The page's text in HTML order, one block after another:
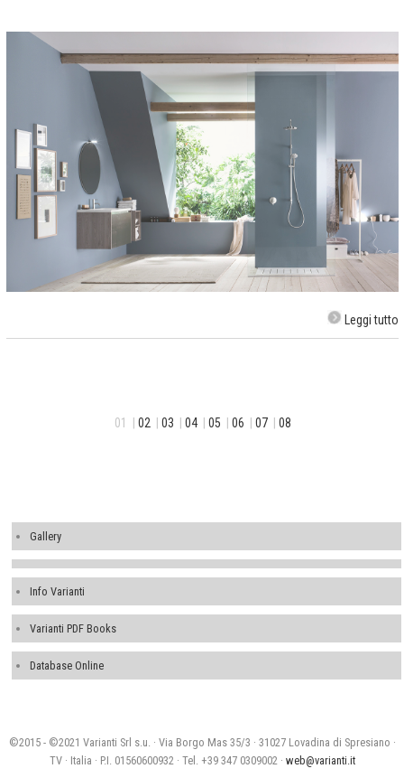
Leggi tutto
01 | 02 03 04| 05 06 07| 08
Gallery
Info Varianti
Varianti PDF Books
Database Online
©2015 - ©2021 Varianti Srl s.u. · Via Borgo Mas 35/3 · 31027 Lovadina di Spresiano ·
TV · Italia · P.I. 01560600932 · Tel. +39 347 0309002 · web@varianti.it